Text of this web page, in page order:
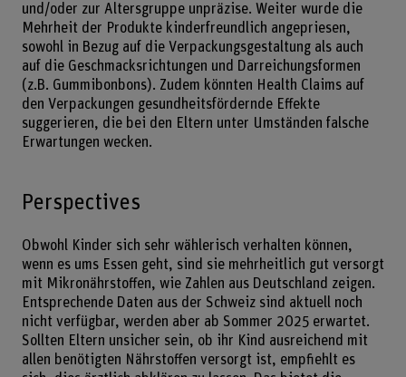
und/oder zur Altersgruppe unpräzise. Weiter wurde die
Mehrheit der Produkte kinderfreundlich angepriesen,
sowohl in Bezug auf die Verpackungsgestaltung als auch
auf die Geschmacksrichtungen und Darreichungsformen
(z.B. Gummibonbons). Zudem könnten Health Claims auf
den Verpackungen gesundheitsfördernde Effekte
suggerieren, die bei den Eltern unter Umständen falsche
Erwartungen wecken.
Perspectives
Obwohl Kinder sich sehr wählerisch verhalten können,
wenn es ums Essen geht, sind sie mehrheitlich gut versorgt
mit Mikronährstoffen, wie Zahlen aus Deutschland zeigen.
Entsprechende Daten aus der Schweiz sind aktuell noch
nicht verfügbar, werden aber ab Sommer 2025 erwartet.
Sollten Eltern unsicher sein, ob ihr Kind ausreichend mit
allen benötigten Nährstoffen versorgt ist, empfiehlt es